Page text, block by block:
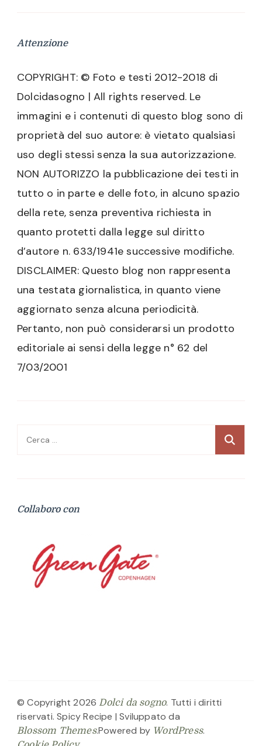
Attenzione
COPYRIGHT: © Foto e testi 2012-2018 di
Dolcidasogno | All rights reserved. Le
immagini e i contenuti di questo blog sono di
proprietà del suo autore: è vietato qualsiasi
uso degli stessi senza la sua autorizzazione.
NON AUTORIZZO la pubblicazione dei testi in
tutto o in parte e delle foto, in alcuno spazio
della rete, senza preventiva richiesta in
quanto protetti dalla legge sul diritto
d’autore n. 633/1941e successive modifiche.
DISCLAIMER: Questo blog non rappresenta
una testata giornalistica, in quanto viene
aggiornato senza alcuna periodicità.
Pertanto, non può considerarsi un prodotto
editoriale ai sensi della legge n° 62 del
7/03/2001
Ricerca
Collaboro con
© Copyright 2026 Dolci da sogno. Tutti i diritti
riservati. Spicy Recipe | Sviluppato da
Blossom Themes.Powered by WordPress.